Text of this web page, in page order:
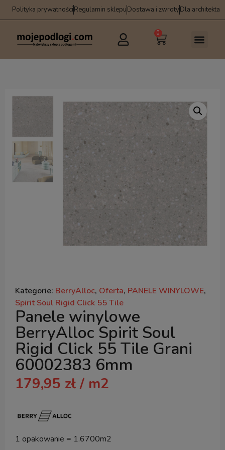
Polityka prywatnościRegulamin sklepuDostawa i zwrotyDla architekta
0
Kategorie: BerryAlloc, Oferta, PANELE WINYLOWE,
Spirit Soul Rigid Click 55 Tile
Panele winylowe
BerryAlloc Spirit Soul
Rigid Click 55 Tile Grani
60002383 6mm
179,95 zł / m2
1 opakowanie = 1.6700m2